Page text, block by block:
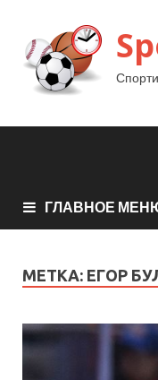
ГЛАВНОЕ
МЕТКА: ЕГОР